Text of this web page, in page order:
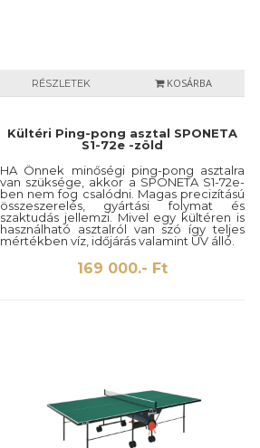
RÉSZLETEK KOSÁRBA
Kültéri Ping-pong asztal SPONETA
S1-72e -zöld
HA Önnek minőségi ping-pong asztalra
van szüksége, akkor a SPONETA S1-72e-
ben nem fog csalódni. Magas precizítású
összeszerelés, gyártási folymat és
szaktudás jellemzi. Mivel egy kültéren is
használható asztalról van szó így teljes
mértékben víz, időjárás valamint UV álló.
169 000.- Ft